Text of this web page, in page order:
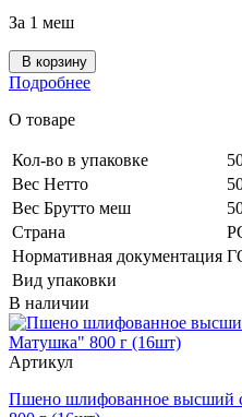
За 1 меш
В корзину
Подробнее
О товаре
Кол-во в упаковке
Вес Нетто
Вес Брутто меш
Страна
Нормативная документация
Вид упаковки
В наличии
Артикул
Пшено шлифованное высший